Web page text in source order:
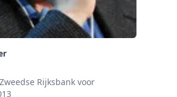
Rijksbank voor